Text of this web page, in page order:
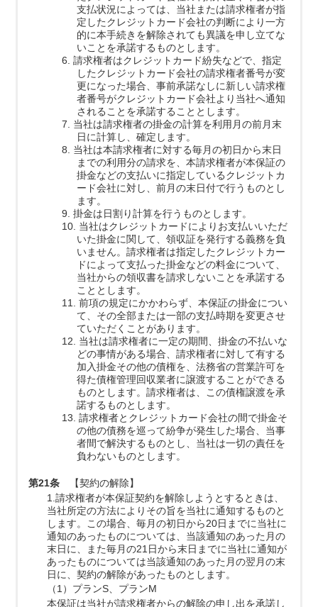
支払状況によっては、当社または請求権者が指
定したクレジットカード会社の判断により一方
的に本手続きを解除されても異議を申し立てな
いことを承諾するものとします。
6. 請求権者はクレジットカード紛失などで、指定
したクレジットカード会社の請求権者番号が変
更になった場合、事前承諾なしに新しい請求権
者番号がクレジットカード会社より当社へ通知
されることを承諾することとします。
7. 当社は請求権者の掛金の計算を利用月の前月末
日に計算し、確定します。
8. 当社は本請求権者に対する毎月の初日から末日
までの利用分の請求を、本請求権者が本保証の
掛金などの支払いに指定しているクレジットカ
ード会社に対し、前月の末日付で行うものとし
ます。
9. 掛金は日割り計算を行うものとします。
10. 当社はクレジットカードによりお支払いいただ
いた掛金に関して、領収証を発行する義務を負
いません。請求権者は指定したクレジットカー
ドによって支払った掛金などの料金について、
当社からの領収書を請求しないことを承諾する
こととします。
11. 前項の規定にかかわらず、本保証の掛金につい
て、その全部または一部の支払時期を変更させ
ていただくことがあります。
12. 当社は請求権者に一定の期間、掛金の不払いな
どの事情がある場合、請求権者に対して有する
加入掛金その他の債権を、法務省の営業許可を
得た債権管理回収業者に譲渡することができる
ものとします。請求権者は、この債権譲渡を承
諾するものとします。
13. 請求権者とクレジットカード会社の間で掛金そ
の他の債務を巡って紛争が発生した場合、当事
者間で解決するものとし、当社は一切の責任を
負わないものとします。
第21条
【契約の解除】
1.請求権者が本保証契約を解除しようとするときは、
当社所定の方法によりその旨を当社に通知するものと
します。この場合、毎月の初日から20日までに当社に
通知のあったものについては、当該通知のあった月の
末日に、また毎月の21日から末日までに当社に通知が
あったものについては当該通知のあった月の翌月の末
日に、契約の解除があったものとします。
（1）プランS、プランM
本保証は当社が請求権者からの解除の申し出を承諾し